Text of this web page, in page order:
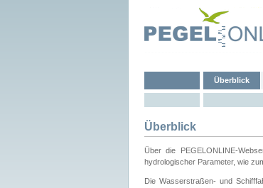
Überblick
Überblick
Über die PEGELONLINE-
hydrologischer Parameter, wie
Die Wasserstraßen- und